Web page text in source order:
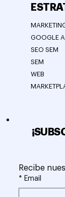
Recibe
* Email
GOOGLE
SEO SEM
SEM
WEB